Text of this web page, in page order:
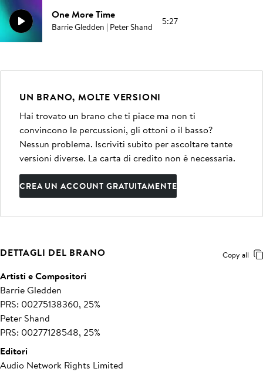
One More Time
Barrie Gledden | Peter Shand 5:27
UN BRANO, MOLTE VERSIONI
Hai trovato un brano che ti piace ma non ti
convincono le percussioni, gli ottoni o il basso?
Nessun problema. Iscriviti subito per ascoltare tante
versioni diverse. La carta di credito non è necessaria.
CREA UN ACCOUNT GRATUITAMENTE
DETTAGLI DEL BRANO Copy all
Artisti e Compositori
Barrie Gledden
PRS: 00275138360, 25%
Peter Shand
PRS: 00277128548, 25%
Editori
Audio Network Rights Limited